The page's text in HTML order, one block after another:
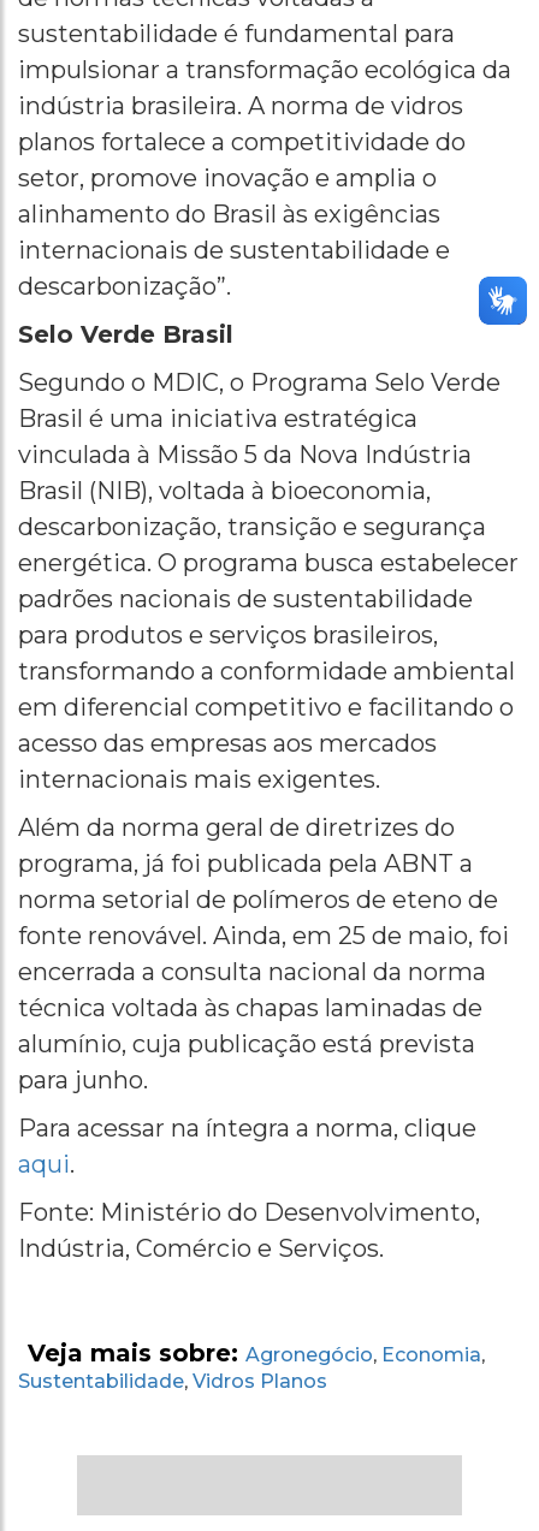
sustentabilidade é fundamental para
impulsionar a transformação ecológica da
indústria brasileira. A norma de vidros
planos fortalece a competitividade do
setor, promove inovação e amplia o
alinhamento do Brasil às exigências
internacionais de sustentabilidade e
descarbonização”.
Selo Verde Brasil
Segundo o MDIC, o Programa Selo Verde
Brasil é uma iniciativa estratégica
vinculada à Missão 5 da Nova Indústria
Brasil (NIB), voltada à bioeconomia,
descarbonização, transição e segurança
energética. O programa busca estabelecer
padrões nacionais de sustentabilidade
para produtos e serviços brasileiros,
transformando a conformidade ambiental
em diferencial competitivo e facilitando o
acesso das empresas aos mercados
internacionais mais exigentes.
Além da norma geral de diretrizes do
programa, já foi publicada pela ABNT a
norma setorial de polímeros de eteno de
fonte renovável. Ainda, em 25 de maio, foi
encerrada a consulta nacional da norma
técnica voltada às chapas laminadas de
alumínio, cuja publicação está prevista
para junho.
Para acessar na íntegra a norma, clique
aqui.
Fonte: Ministério do Desenvolvimento,
Indústria, Comércio e Serviços.
Veja mais sobre: Agronegócio, Economia,
Sustentabilidade, Vidros Planos